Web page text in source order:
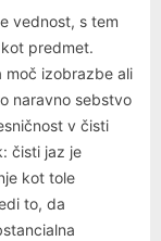
vednost, s tem
predmet.
moč izobrazbe ali
naravno sebstvo
v čisti
čisti jaz je
kot tole
to, da